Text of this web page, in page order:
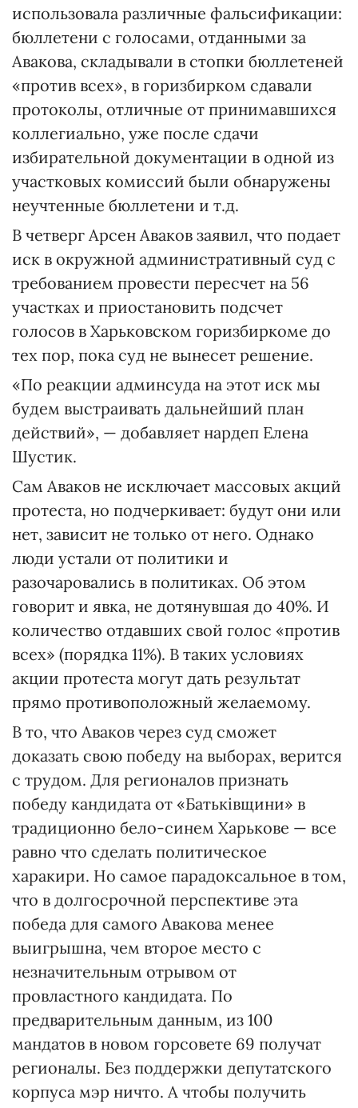
использовала различные фальсификации:
бюллетени с голосами, отданными за
Авакова, складывали в стопки бюллетеней
«против всех», в горизбирком сдавали
протоколы, отличные от принимавшихся
коллегиально, уже после сдачи
избирательной документации в одной из
участковых комиссий были обнаружены
неучтенные бюллетени и т.д.
В четверг Арсен Аваков заявил, что подает
иск в окружной административный суд с
требованием провести пересчет на 56
участках и приостановить подсчет
голосов в Харьковском горизбиркоме до
тех пор, пока суд не вынесет решение.
«По реакции админсуда на этот иск мы
будем выстраивать дальнейший план
действий», — добавляет нардеп Елена
Шустик.
Сам Аваков не исключает массовых акций
протеста, но подчеркивает: будут они или
нет, зависит не только от него. Однако
люди устали от политики и
разочаровались в политиках. Об этом
говорит и явка, не дотянувшая до 40%. И
количество отдавших свой голос «против
всех» (порядка 11%). В таких условиях
акции протеста могут дать результат
прямо противоположный желаемому.
В то, что Аваков через суд сможет
доказать свою победу на выборах, верится
с трудом. Для регионалов признать
победу кандидата от «Батьківщини» в
традиционно бело-синем Харькове — все
равно что сделать политическое
харакири. Но самое парадоксальное в том,
что в долгосрочной перспективе эта
победа для самого Авакова менее
выигрышна, чем второе место с
незначительным отрывом от
провластного кандидата. По
предварительным данным, из 100
мандатов в новом горсовете 69 получат
регионалы. Без поддержки депутатского
корпуса мэр ничто. А чтобы получить